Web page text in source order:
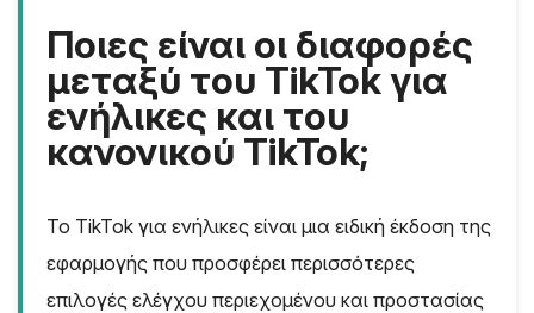
Ποιες είναι οι διαφορές
μεταξύ του TikTok για
ενήλικες και του
κανονικού TikTok;
Το TikTok για ενήλικες είναι μια ειδική έκδοση της
εφαρμογής που προσφέρει περισσότερες
επιλογές ελέγχου περιεχομένου και προστασίας